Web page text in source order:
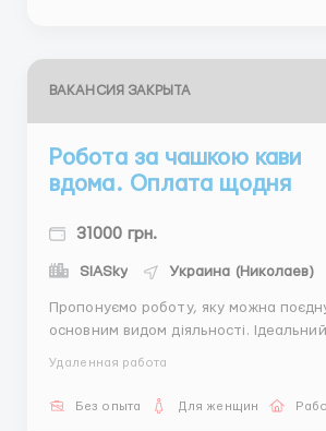
ВАКАНСИЯ ЗАКРЫТА
Робота за чашкою кави
вдома. Оплата щодня
31000 грн.
SIASky Украина (Николаев)
Пропонуємо роботу, яку можна
основним видом діяльності.
заробітку для жінок 18-45 років.
навчання online, вільний графік
Удаленная работа
Без опыта Для женщин